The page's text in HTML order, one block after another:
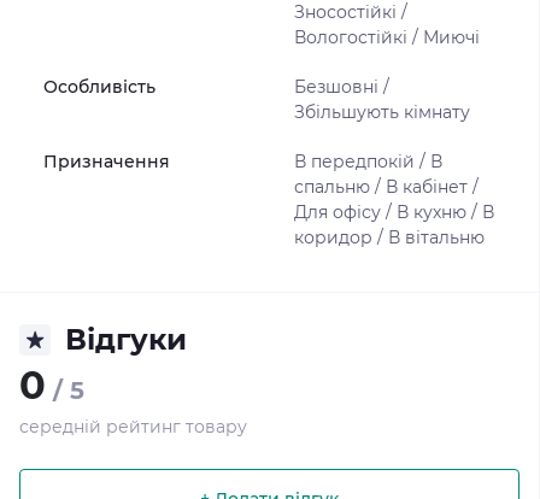
Зносостійкі /
Вологостійкі / Миючі
Особливість
Безшовні /
Збільшують кімнату
Призначення
В передпокій / В
спальню / В кабінет /
Для офісу / В кухню / В
коридор / В вітальню
Відгуки
0 / 5
середній рейтинг товару